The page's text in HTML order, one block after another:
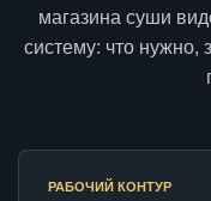
магазина суши
систему: что нужно,
РАБОЧИЙ КОНТУР